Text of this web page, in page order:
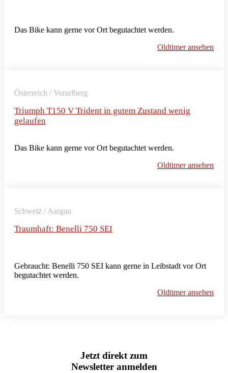
Das Bike kann gerne vor Ort begutachtet werden.
Oldtimer ansehen
Österreich / Vorarlberg
Triumph T150 V Trident in gutem Zustand wenig
gelaufen
Das Bike kann gerne vor Ort begutachtet werden.
Oldtimer ansehen
Schweiz / Aargau
Traumhaft: Benelli 750 SEI
Gebraucht: Benelli 750 SEI kann gerne in Leibstadt vor Ort
begutachtet werden.
Oldtimer ansehen
Jetzt direkt zum
Newsletter anmelden